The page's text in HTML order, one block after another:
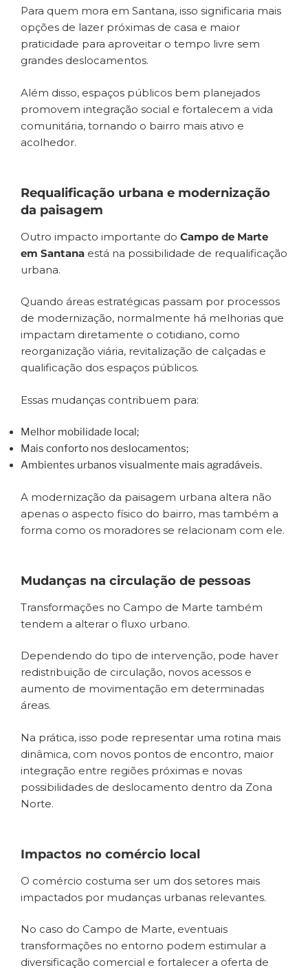
Para quem mora em Santana, isso significaria mais
opções de lazer próximas de casa e maior
praticidade para aproveitar o tempo livre sem
grandes deslocamentos.
Além disso, espaços públicos bem planejados
promovem integração social e fortalecem a vida
comunitária, tornando o bairro mais ativo e
acolhedor.
Requalificação urbana e modernização
da paisagem
Outro impacto importante do Campo de Marte
em Santana está na possibilidade de requalificação
urbana.
Quando áreas estratégicas passam por processos
de modernização, normalmente há melhorias que
impactam diretamente o cotidiano, como
reorganização viária, revitalização de calçadas e
qualificação dos espaços públicos.
Essas mudanças contribuem para:
Melhor mobilidade local;
Mais conforto nos deslocamentos;
Ambientes urbanos visualmente mais agradáveis.
A modernização da paisagem urbana altera não
apenas o aspecto físico do bairro, mas também a
forma como os moradores se relacionam com ele.
Mudanças na circulação de pessoas
Transformações no Campo de Marte também
tendem a alterar o fluxo urbano.
Dependendo do tipo de intervenção, pode haver
redistribuição de circulação, novos acessos e
aumento de movimentação em determinadas
áreas.
Na prática, isso pode representar uma rotina mais
dinâmica, com novos pontos de encontro, maior
integração entre regiões próximas e novas
possibilidades de deslocamento dentro da Zona
Norte.
Impactos no comércio local
O comércio costuma ser um dos setores mais
impactados por mudanças urbanas relevantes.
No caso do Campo de Marte, eventuais
transformações no entorno podem estimular a
diversificação comercial e fortalecer a oferta de